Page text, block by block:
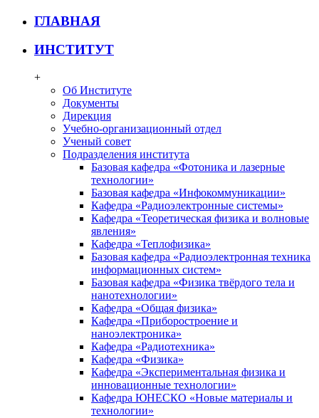
ГЛАВНАЯ
ИНСТИТУТ
+
Об Институте
Документы
Дирекция
Учебно-организационный отдел
Ученый совет
Подразделения института
Базовая кафедра «Фотоника и лазерные
технологии»
Базовая кафедра «Инфокоммуникации»
Кафедра «Радиоэлектронные системы»
Кафедра «Теоретическая физика и волновые
явления»
Кафедра «Теплофизика»
Базовая кафедра «Радиоэлектронная техника
информационных систем»
Базовая кафедра «Физика твёрдого тела и
нанотехнологии»
Кафедра «Общая физика»
Кафедра «Приборостроение и
наноэлектроника»
Кафедра «Радиотехника»
Кафедра «Физика»
Кафедра «Экспериментальная физика и
инновационные технологии»
Кафедра ЮНЕСКО «Новые материалы и
технологии»